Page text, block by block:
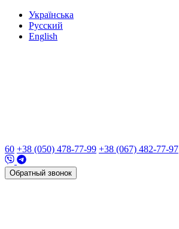
Українська
Русский
English
60 +38 (050) 478-77-99 +38 (067) 482-77-97
Обратный звонок